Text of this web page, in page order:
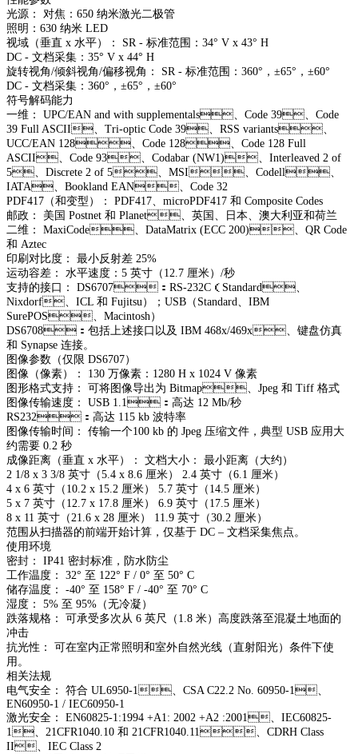
光源： 对焦：650 纳米激光二极管
照明：630 纳米 LED
视域（垂直 x 水平）： SR - 标准范围：34° V x 43° H
DC - 文档采集：35° V x 44° H
旋转视角/倾斜视角/偏移视角： SR - 标准范围：360°，±65°，±60°
DC - 文档采集：360°，±65°，±60°
符号解码能力
一维： UPC/EAN and with supplementals、Code 39、Code
39 Full ASCII、Tri-optic Code 39、RSS variants、
UCC/EAN 128、Code 128、Code 128 Full
ASCII、Code 93、Codabar (NW1)、Interleaved 2 of
5、Discrete 2 of 5、MSI、Codell、
IATA、Bookland EAN、Code 32
PDF417（和变型）： PDF417、microPDF417 和 Composite Codes
邮政： 美国 Postnet 和 Planet、英国、日本、澳大利亚和荷兰
二维： MaxiCode、DataMatrix (ECC 200)、QR Code
和 Aztec
印刷对比度： 最小反射差 25%
运动容差： 水平速度：5 英寸（12.7 厘米）/秒
支持的接口： DS6707：RS-232C（Standard、
Nixdorf、ICL 和 Fujitsu）；USB（Standard、IBM
SurePOS、Macintosh）
DS6708：包括上述接口以及 IBM 468x/469x、键盘仿真
和 Synapse 连接。
图像参数（仅限 DS6707）
图像（像素）： 130 万像素：1280 H x 1024 V 像素
图形格式支持： 可将图像导出为 Bitmap、Jpeg 和 Tiff 格式
图像传输速度： USB 1.1：高达 12 Mb/秒
RS232：高达 115 kb 波特率
图像传输时间： 传输一个100 kb 的 Jpeg 压缩文件，典型 USB 应用大
约需要 0.2 秒
成像距离（垂直 x 水平）： 文档大小： 最小距离（大约）
2 1/8 x 3 3/8 英寸（5.4 x 8.6 厘米） 2.4 英寸（6.1 厘米）
4 x 6 英寸（10.2 x 15.2 厘米） 5.7 英寸（14.5 厘米）
5 x 7 英寸（12.7 x 17.8 厘米） 6.9 英寸（17.5 厘米）
8 x 11 英寸（21.6 x 28 厘米） 11.9 英寸（30.2 厘米）
范围从扫描器的前端开始计算，仅基于 DC – 文档采集焦点。
使用环境
密封： IP41 密封标准，防水防尘
工作温度： 32° 至 122° F / 0° 至 50° C
储存温度： -40° 至 158° F / -40° 至 70° C
湿度： 5% 至 95%（无冷凝）
跌落规格： 可承受多次从 6 英尺（1.8 米）高度跌落至混凝土地面的
冲击
抗光性： 可在室内正常照明和室外自然光线（直射阳光）条件下使
用。
相关法规
电气安全： 符合 UL6950-1、CSA C22.2 No. 60950-1、
EN60950-1 / IEC60950-1
激光安全： EN60825-1:1994 +A1: 2002 +A2 :2001、IEC60825-
1、21CFR1040.10 和 21CFR1040.11、CDRH Class
II、IEC Class 2